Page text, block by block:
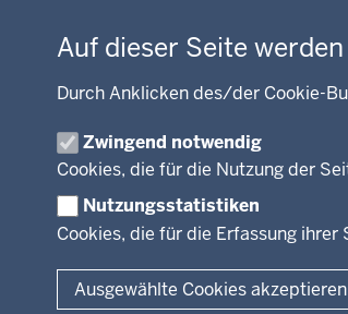
Auf dieser Seite
Durch Anklicken des/der Cookie-
Zwingend notwendig
Cookies, die für die Nutzung der
Nutzungsstatistiken
Cookies, die für die Erfassung
Ausgewählte Cookies akzeptieren
Energie, Bergbau
Kultur, Sport
Recht, Ordnung
Förderportal, Wirtschaft